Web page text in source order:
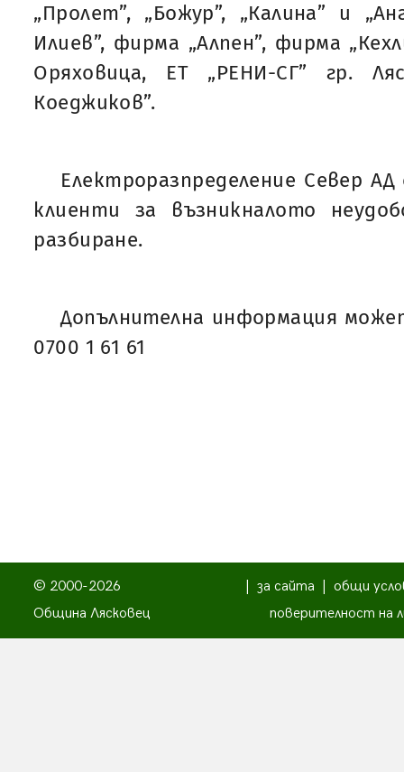
„Пролет”, „Божур”, „Калина” и
Илиев”, фирма „Алпен”, фирма
Оряховица, ЕТ „РЕНИ-СГ” гр.
Коеджиков”.
Електроразпределение Север
клиенти за възникналото
разбиране.
Допълнителна информация
0700 1 61 61
© 2000-2026
Община Лясковец
за сайта
общи
поверителност на